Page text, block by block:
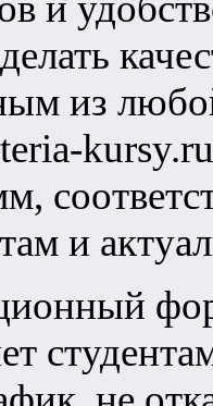
из
и